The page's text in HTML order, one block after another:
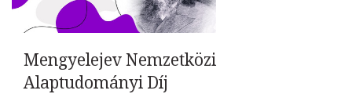
Mengyelejev Nemzetközi
Alaptudományi Díj